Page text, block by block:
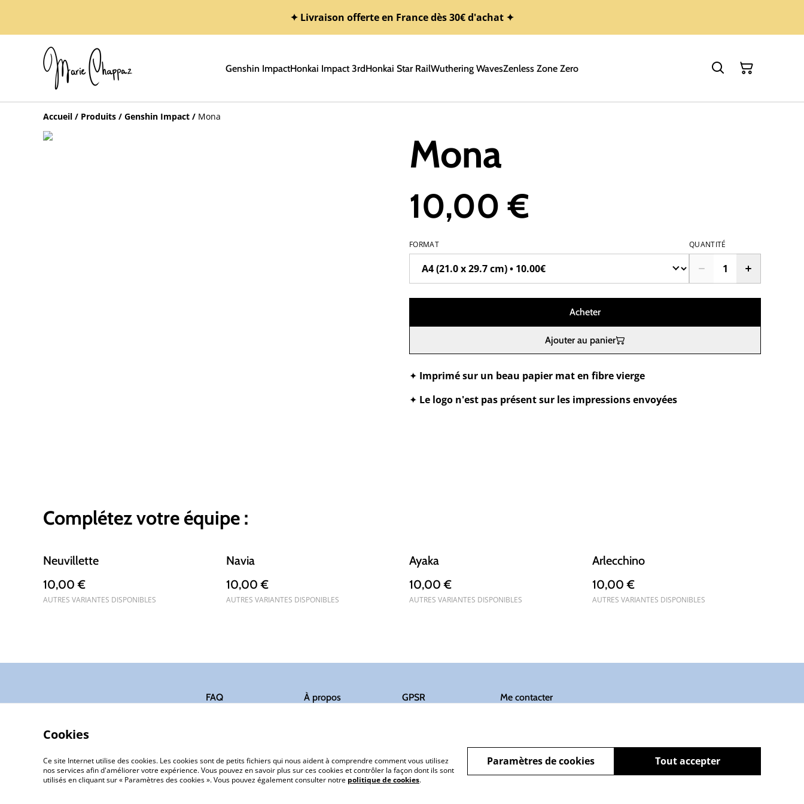
✦ Livraison offerte en France dès 30€ d'achat ✦
Genshin ImpactHonkai Impact 3rdHonkai Star RailWuthering WavesZenless Zone Zero
Accueil / Produits / Genshin Impact / Mona
Mona
10,00 €
FORMAT QUANTITÉ
Acheter
Ajouter au panier
✦ Imprimé sur un beau papier mat en fibre vierge
✦ Le logo n'est pas présent sur les impressions envoyées
Complétez votre équipe :
Neuvillette
10,00 €
AUTRES VARIANTES DISPONIBLES
Navia
10,00 €
AUTRES VARIANTES DISPONIBLES
Ayaka
10,00 €
AUTRES VARIANTES DISPONIBLES
Arlecchino
10,00 €
AUTRES VARIANTES DISPONIBLES
FAQ À propos GPSR Me contacter
©2026 Marie Chappaz
Cookies
Ce site Internet utilise des cookies. Les cookies sont de petits fichiers qui nous aident à comprendre comment vous utilisez
nos services afin d'améliorer votre expérience. Vous pouvez en savoir plus sur ces cookies et contrôler la façon dont ils sont
utilisés en cliquant sur « Paramètres des cookies ». Vous pouvez également consulter notre politique de cookies.
Tout accepter
Paramètres de cookies